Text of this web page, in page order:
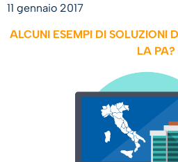
11 gennaio 2017
ALCUNI ESEMPI DI SOLUZIONI
LA PA?